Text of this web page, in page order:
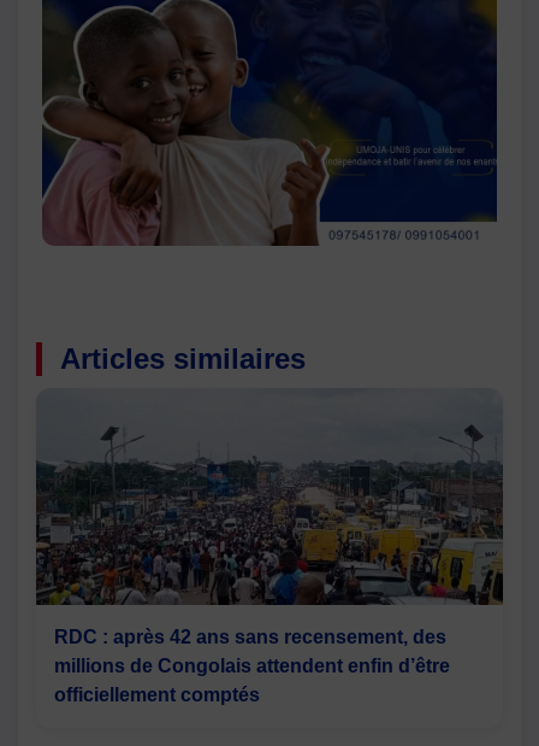
Articles similaires
RDC : après 42 ans sans recensement, des
millions de Congolais attendent enfin d’être
officiellement comptés